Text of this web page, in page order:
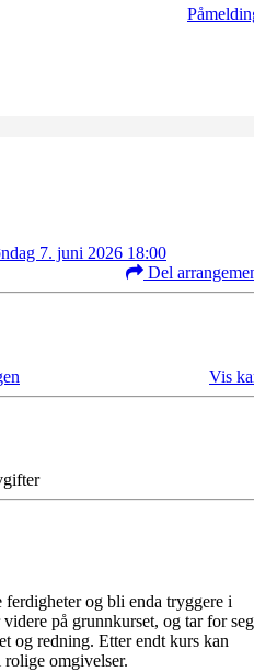
7. juni 2026 18:00
Del
Vis
og bli enda tryggere i
på grunnkurset, og tar for seg
og redning. Etter endt kurs kan
omgivelser.